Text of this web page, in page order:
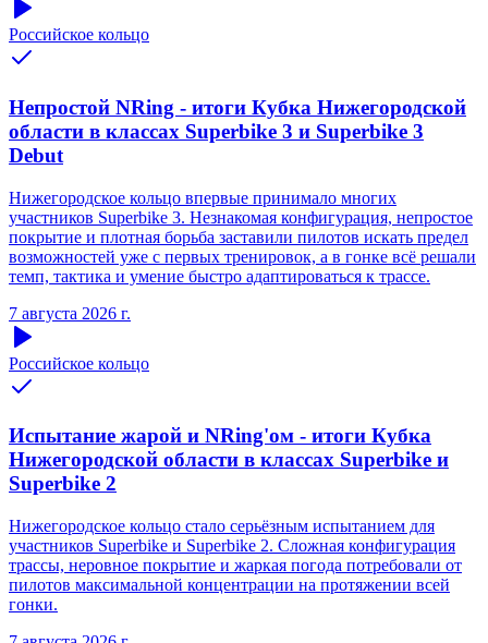
Российское кольцо
Непростой NRing - итоги Кубка Нижегородской
области в классах Superbike 3 и Superbike 3
Debut
Нижегородское кольцо впервые принимало многих
участников Superbike 3. Незнакомая конфигурация, непростое
покрытие и плотная борьба заставили пилотов искать предел
возможностей уже с первых тренировок, а в гонке всё решали
темп, тактика и умение быстро адаптироваться к трассе.
7 августа 2026 г.
Российское кольцо
Испытание жарой и NRing'ом - итоги Кубка
Нижегородской области в классах Superbike и
Superbike 2
Нижегородское кольцо стало серьёзным испытанием для
участников Superbike и Superbike 2. Сложная конфигурация
трассы, неровное покрытие и жаркая погода потребовали от
пилотов максимальной концентрации на протяжении всей
гонки.